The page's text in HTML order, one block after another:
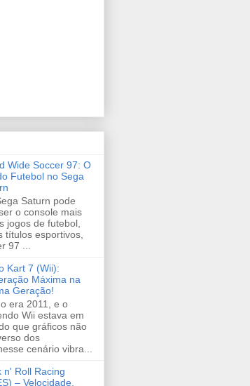
Wide Soccer 97: O
Futebol no Sega
Saturn pode
o console mais
jogos de futebol,
títulos esportivos,
97 ...
Kart 7 (Wii):
Máxima na
Geração!
era 2011, e o
Wii estava em
que gráficos não
dos
cenário vibra...
n' Roll Racing
– Velocidade,